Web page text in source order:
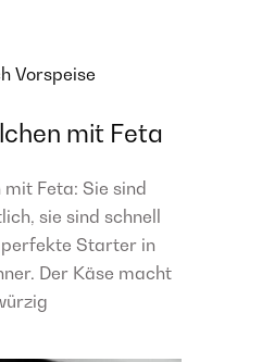
Vorspeise
mit Feta
Feta: Sie sind
sie sind schnell
Starter in
Der Käse macht